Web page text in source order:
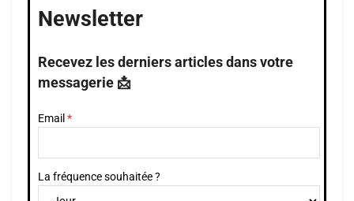
Newsletter
Recevez les derniers articles dans votre
messagerie 📩
Email
La fréquence souhaitée ?